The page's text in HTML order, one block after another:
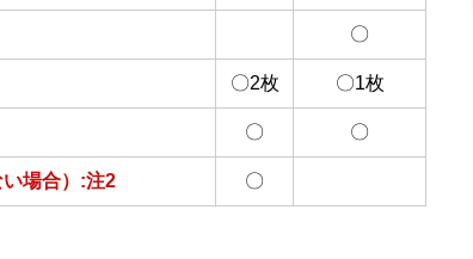
〇
〇2枚 〇1枚
〇 〇
い場合）:注2 〇